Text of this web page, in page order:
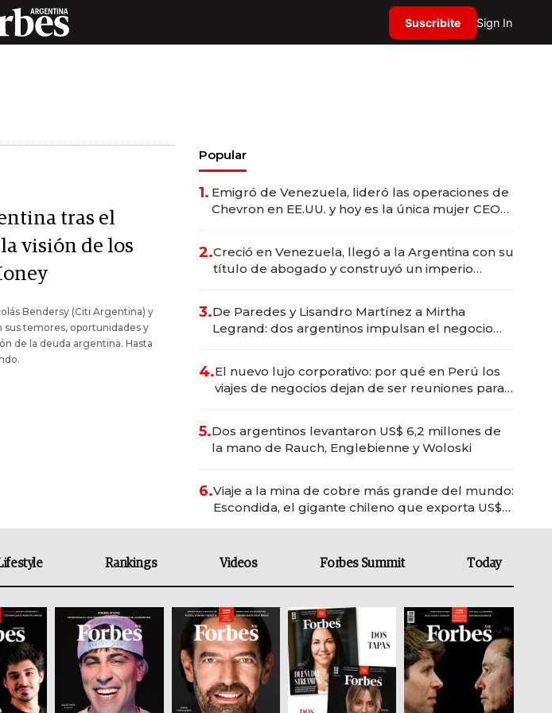
Suscribite Sign In
tras el
visión de los
Bendersy (Citi Argentina) y
temores, oportunidades y
de la deuda argentina. Hasta
Popular
1. Emigró de Venezuela, lideró las operaciones de
Chevron en EE.UU. y hoy es la única mujer CEO
2.Creció en Venezuela, llegó a la Argentina con su
título de abogado y construyó un imperio
3.De Paredes y Lisandro Martínez a Mirtha
Legrand: dos argentinos impulsan el negocio
4.El nuevo lujo corporativo: por qué en Perú los
viajes de negocios dejan de ser reuniones para
5.Dos argentinos levantaron US$ 6,2 millones de
la mano de Rauch, Englebienne y Woloski
6.Viaje a la mina de cobre más grande del mundo:
Escondida, el gigante chileno que exporta US$
Rankings Videos Forbes Summit Today